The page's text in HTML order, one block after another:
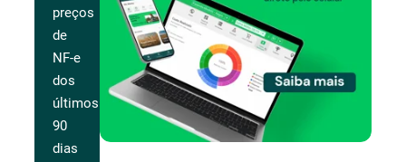
preços
de
NF-e
dos
últimos
90
dias